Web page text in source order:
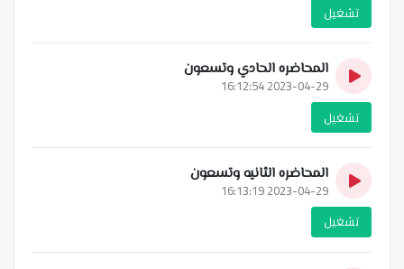
تشغيل
المحاضره الحادي وتسعون
2023-04-29 16:12:54
تشغيل
المحاضره الثانيه وتسعون
2023-04-29 16:13:19
تشغيل